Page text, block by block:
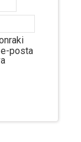
e-posta